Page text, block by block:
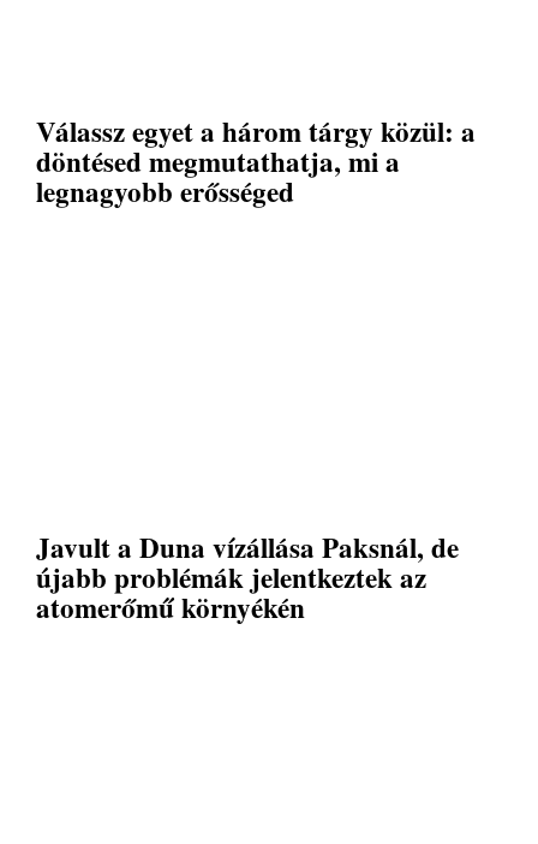
Válassz egyet a három tárgy közül: a
döntésed megmutathatja, mi a
legnagyobb erősséged
Javult a Duna vízállása Paksnál, de
újabb problémák jelentkeztek az
atomerőmű környékén